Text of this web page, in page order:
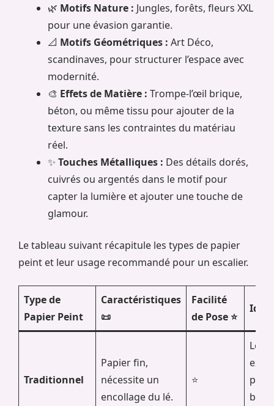
🌿 Motifs Nature : Jungles, forêts, fleurs XXL
pour une évasion garantie.
📐 Motifs Géométriques : Art Déco,
scandinaves, pour structurer l’espace avec
modernité.
🎨 Effets de Matière : Trompe-l’œil brique,
béton, ou même tissu pour ajouter de la
texture sans les contraintes du matériau
réel.
✨ Touches Métalliques : Des détails dorés,
cuivrés ou argentés dans le motif pour
capter la lumière et ajouter une touche de
glamour.
Le tableau suivant récapitule les types de papier
peint et leur usage recommandé pour un escalier.
Type de
Papier Peint
Caractéristiques
📜
Facilité
de Pose ⭐
Traditionnel
Papier fin,
nécessite un
encollage du lé.
⭐
Les